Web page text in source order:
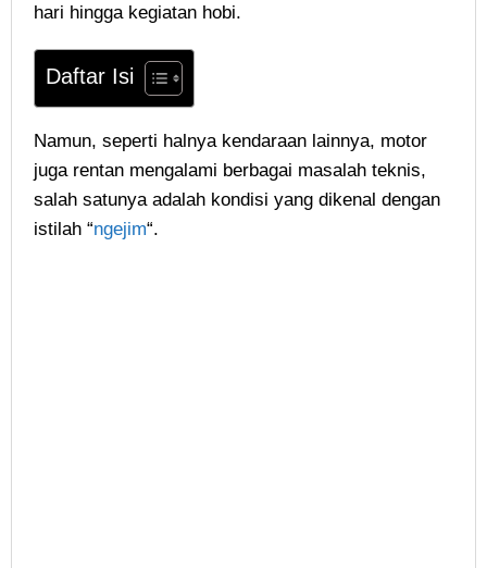
hari hingga kegiatan hobi.
Daftar Isi
Namun, seperti halnya kendaraan lainnya, motor
juga rentan mengalami berbagai masalah teknis,
salah satunya adalah kondisi yang dikenal dengan
istilah “ngejim“.